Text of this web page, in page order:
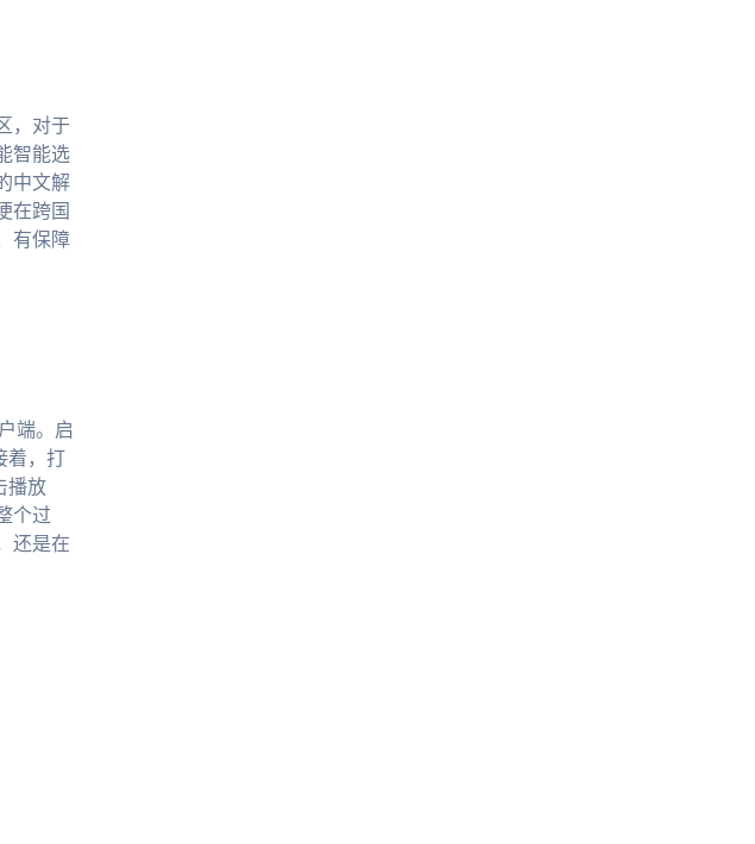
，对于
智能选
中文解
在跨国
有保障
端。启
，打
播放
个过
还是在